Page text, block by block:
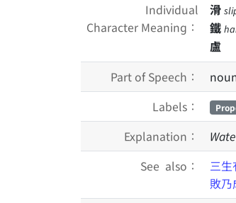
Individual
Character Meaning：
滑
鐵
盧
Part of Speech：
Labels：
Explanation：
See also：
三
敗乃